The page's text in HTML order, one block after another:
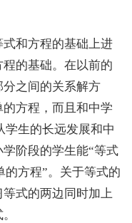
和方程的基础上进
的基础。在以前的
之间的关系解方
方程，而且和中学
学生的长远发展和中
阶段的学生能“等式
的方程”。关于等式的
式的两边同时加上